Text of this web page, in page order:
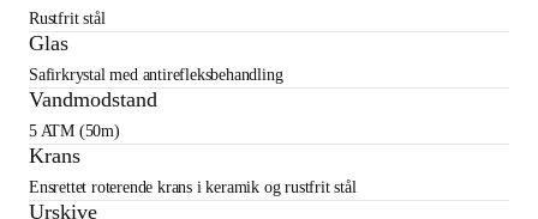
Rustfrit stål
Glas
Safirkrystal med antirefleksbehandling
Vandmodstand
5 ATM (50m)
Krans
Ensrettet roterende krans i keramik og rustfrit stål
Urskive